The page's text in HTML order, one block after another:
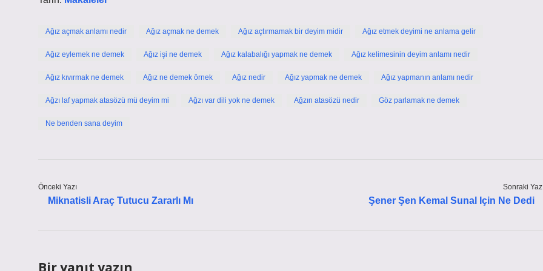
Ağız açmak anlamı nedir Ağız açmak ne demek Ağız açtırmamak bir deyim midir Ağız etmek deyimi ne anlama gelir
Ağız eylemek ne demek Ağız işi ne demek Ağız kalabalığı yapmak ne demek Ağız kelimesinin deyim anlamı nedir
Ağız kıvırmak ne demek Ağız ne demek örnek Ağız nedir Ağız yapmak ne demek Ağız yapmanın anlamı nedir
Ağzı laf yapmak atasözü mü deyim mi Ağzı var dili yok ne demek Ağzın atasözü nedir Göz parlamak ne demek
Ne benden sana deyim
Önceki Yazı
Miknatisli Araç Tutucu Zararlı Mı
Sonraki
Şener Şen Kemal Sunal Için Ne Dedi
Bir yanıt yazın